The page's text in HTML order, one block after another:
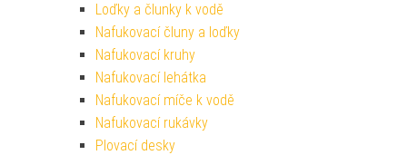
Loďky a člunky k vodě
Nafukovací čluny a loďky
Nafukovací kruhy
Nafukovací lehátka
Nafukovací míče k vodě
Nafukovací rukávky
Plovací desky